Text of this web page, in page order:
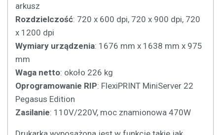
arkusz
Rozdzielczość: 720 x 600 dpi, 720 x 900 dpi, 720
x 1200 dpi
Wymiary urządzenia: 1676 mm x 1638 mm x 975
mm
Waga netto: około 226 kg
Oprogramowanie RIP: FlexiPRINT MiniServer 22
Pegasus Edition
Zasilanie: 110V/220V, moc znamionowa 470W